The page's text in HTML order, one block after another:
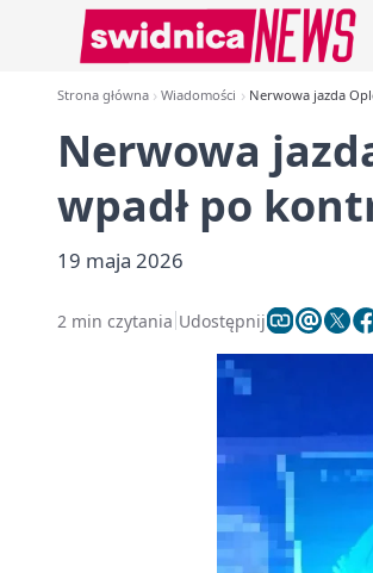
Strona główna Wiadomości Nerwowa jazda
Nerwowa
wpadł po
19 maja 2026
2 min czytania Udostępnij